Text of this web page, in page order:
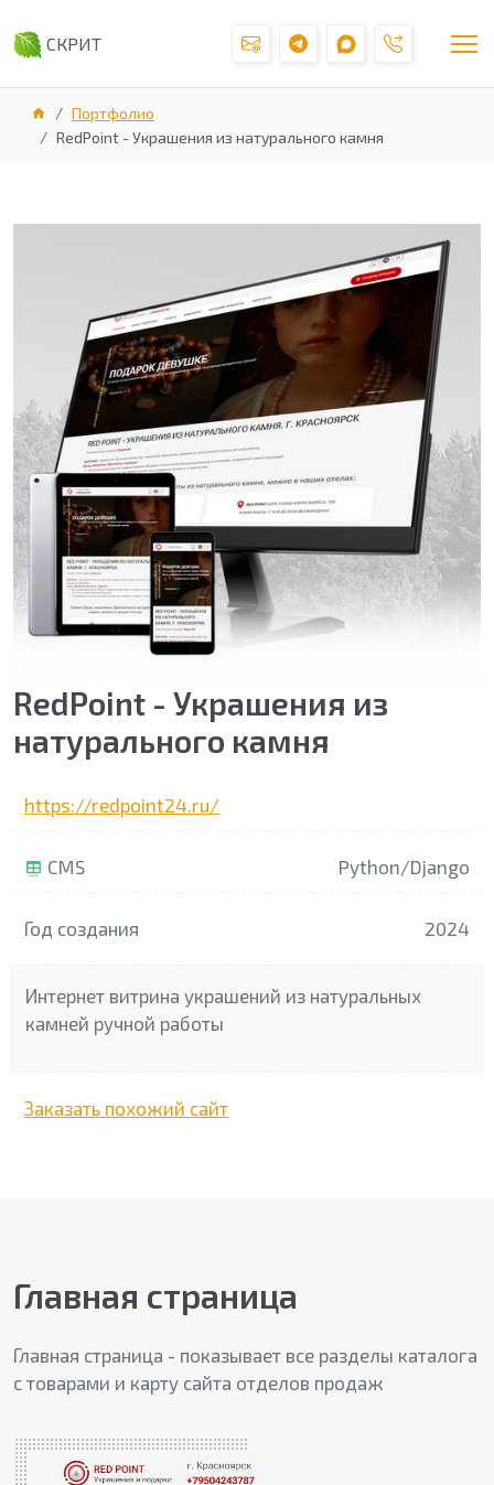
СКРИТ
Портфолио
RedPoint - Украшения из натурального камня
RedPoint - Украшения из
натурального камня
https://redpoint24.ru/
CMS Python/Django
Год создания 2024
Интернет витрина украшений из натуральных
камней ручной работы
Заказать похожий сайт
Главная страница
Главная страница - показывает все разделы каталога
с товарами и карту сайта отделов продаж